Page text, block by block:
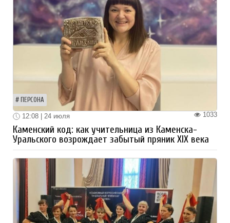
ПЕРСОНА
1033
12:08 | 24 июля
Каменский код: как учительница из Каменска-
Уральского возрождает забытый пряник XIX века